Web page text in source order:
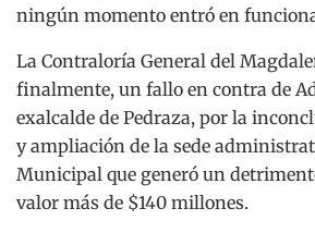
ningún momento entró en
La Contraloría General del
finalmente, un fallo en contra de
exalcalde de Pedraza, por la
y ampliación de la sede
Municipal que generó un
valor más de $140 millones.